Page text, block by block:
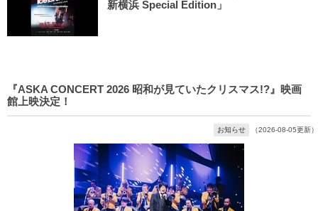
新横浜 Special Edition」
『ASKA CONCERT 2026 昭和が見ていたクリスマス!?』映画
館上映決定！
お知らせ （2026-08-05更新）